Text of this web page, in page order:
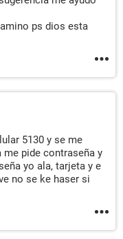
ps dios esta
5130 y se me
pide contraseña y
yo ala, tarjeta y e
no se ke haser si